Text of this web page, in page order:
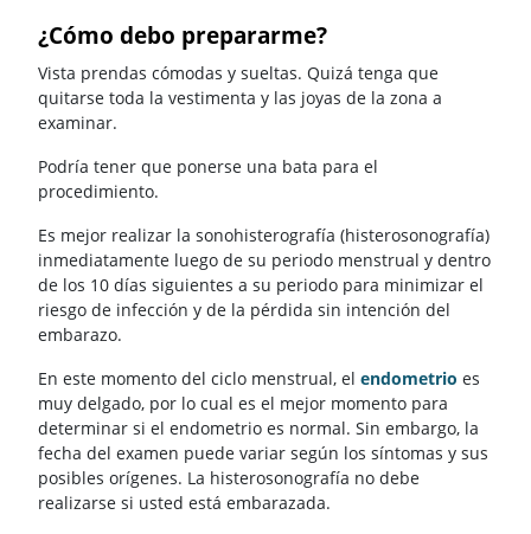
¿Cómo debo prepararme?
Vista prendas cómodas y sueltas. Quizá tenga que
quitarse toda la vestimenta y las joyas de la zona a
examinar.
Podría tener que ponerse una bata para el
procedimiento.
Es mejor realizar la sonohisterografía (histerosonografía)
inmediatamente luego de su periodo menstrual y dentro
de los 10 días siguientes a su periodo para minimizar el
riesgo de infección y de la pérdida sin intención del
embarazo.
En este momento del ciclo menstrual, el endometrio es
muy delgado, por lo cual es el mejor momento para
determinar si el endometrio es normal. Sin embargo, la
fecha del examen puede variar según los síntomas y sus
posibles orígenes. La histerosonografía no debe
realizarse si usted está embarazada.